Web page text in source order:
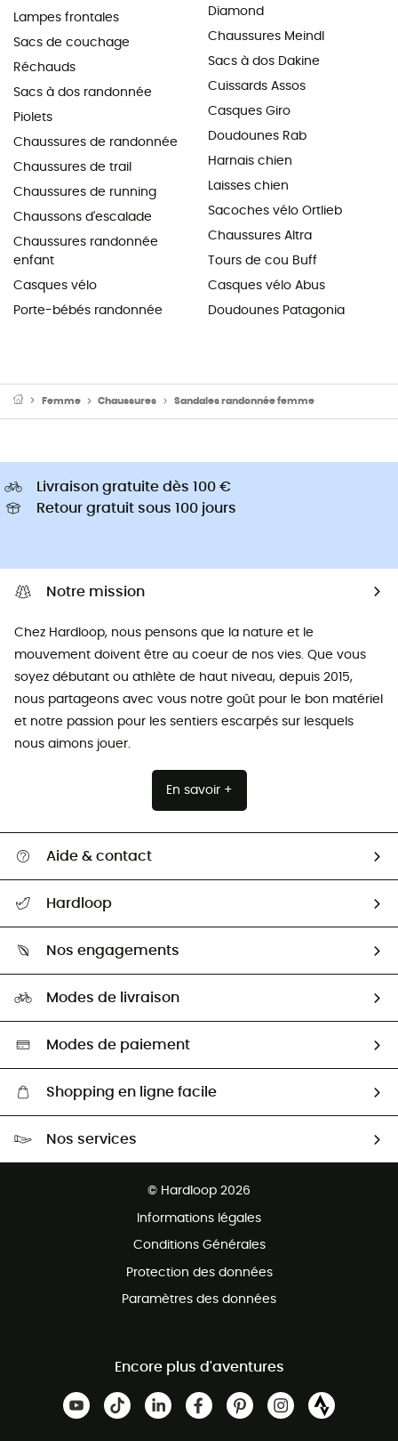
Lampes frontales
Sacs de couchage
Réchauds
Sacs à dos randonnée
Piolets
Chaussures de randonnée
Chaussures de trail
Chaussures de running
Chaussons d'escalade
Chaussures randonnée
enfant
Casques vélo
Porte-bébés randonnée
Diamond
Chaussures Meindl
Sacs à dos Dakine
Cuissards Assos
Casques Giro
Doudounes Rab
Harnais chien
Laisses chien
Sacoches vélo Ortlieb
Chaussures Altra
Tours de cou Buff
Casques vélo Abus
Doudounes Patagonia
Femme Chaussures Sandales randonnée femme
Livraison gratuite dès 100 €
Retour gratuit sous 100 jours
Notre mission
Chez Hardloop, nous pensons que la nature et le
mouvement doivent être au coeur de nos vies. Que vous
soyez débutant ou athlète de haut niveau, depuis 2015,
nous partageons avec vous notre goût pour le bon matériel
et notre passion pour les sentiers escarpés sur lesquels
nous aimons jouer.
En savoir +
Aide & contact
Guide des tailles
Seconde Main
Aide & Contact
Hardloop
HardGuides
Nos engagements
Sélection éco-responsable
Modes de livraison
Modes de paiement
Shopping en ligne facile
Nos services
© Hardloop 2026
Informations légales
Conditions Générales
Protection des données
Paramètres des données
Encore plus d'aventures